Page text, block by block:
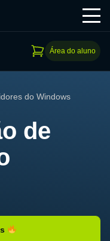
Área do aluno
do Windows
de